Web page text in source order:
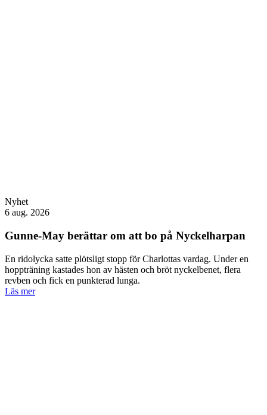
Nyhet
6 aug. 2026
Gunne-May berättar om att bo på Nyckelharpan
En ridolycka satte plötsligt stopp för Charlottas vardag. Under en
hoppträning kastades hon av hästen och bröt nyckelbenet, flera
revben och fick en punkterad lunga.
Läs mer